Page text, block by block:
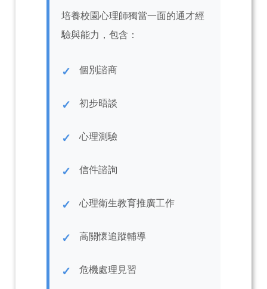
培養校園心理師獨當一面的通才經
驗與能力，包含：
個別諮商
初步晤談
心理測驗
信件諮詢
心理衛生教育推廣工作
高關懷追蹤輔導
危機處理見習